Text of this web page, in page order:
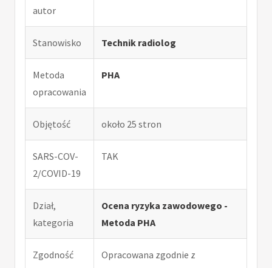
autor
Stanowisko Technik radiolog
Metoda
opracowania
PHA
Objętość około 25 stron
SARS-COV-
2/COVID-19
TAK
Dział,
kategoria
Ocena ryzyka zawodowego -
Metoda PHA
Zgodność
Opracowana zgodnie z